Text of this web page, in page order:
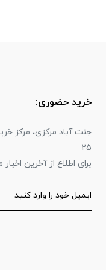
خرید حضوری:
جنت آباد مرکزی، مرکز
25
برای اطلاع از آخرین